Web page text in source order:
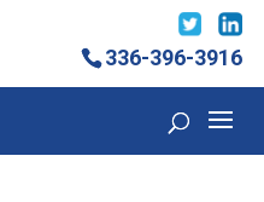
336-396-3916